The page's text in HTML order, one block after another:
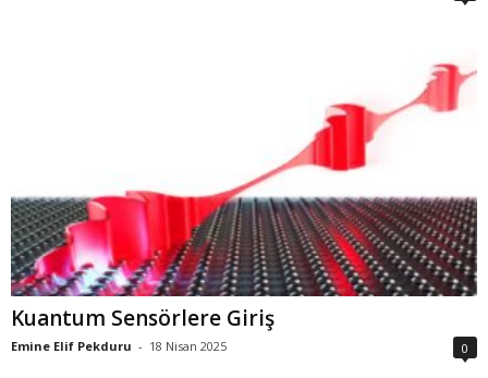
Kuantum Sensörlere Giriş
Emine Elif Pekduru - 18 Nisan 2025 0